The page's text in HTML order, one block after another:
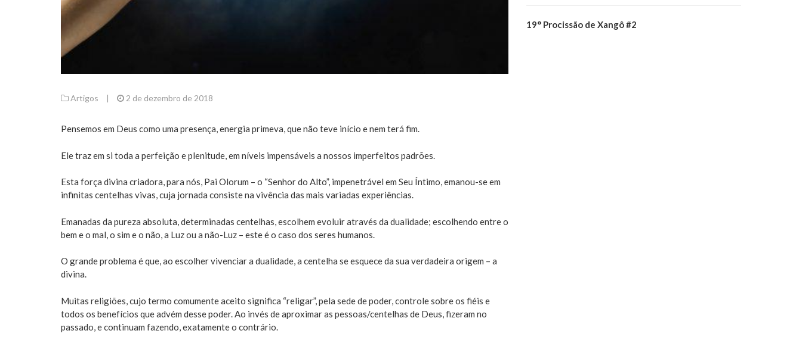
Artigos | 2 de dezembro de 2018
Pensemos em Deus como uma presença, energia primeva, que não teve início e nem terá fim.
Ele traz em si toda a perfeição e plenitude, em níveis impensáveis a nossos imperfeitos padrões.
Esta força divina criadora, para nós, Pai Olorum – o “Senhor do Alto”, impenetrável em Seu Íntimo, emanou-se em
infinitas centelhas vivas, cuja jornada consiste na vivência das mais variadas experiências.
Emanadas da pureza absoluta, determinadas centelhas, escolhem evoluir através da dualidade; escolhendo entre o
bem e o mal, o sim e o não, a Luz ou a não-Luz – este é o caso dos seres humanos.
O grande problema é que, ao escolher vivenciar a dualidade, a centelha se esquece da sua verdadeira origem – a
divina.
Muitas religiões, cujo termo comumente aceito significa “religar”, pela sede de poder, controle sobre os fiéis e
todos os benefícios que advém desse poder. Ao invés de aproximar as pessoas/centelhas de Deus, fizeram no
passado, e continuam fazendo, exatamente o contrário.
19° Procissão de Xangô #2